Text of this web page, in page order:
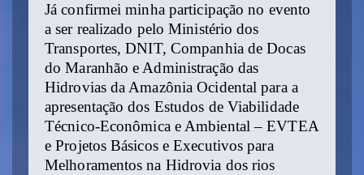
Já confirmei minha participação no evento
a ser realizado pelo Ministério dos
Transportes, DNIT, Companhia de Docas
do Maranhão e Administração das
Hidrovias da Amazônia Ocidental para a
apresentação dos Estudos de Viabilidade
Técnico-Econômica e Ambiental – EVTEA
e Projetos Básicos e Executivos para
Melhoramentos na Hidrovia dos rios